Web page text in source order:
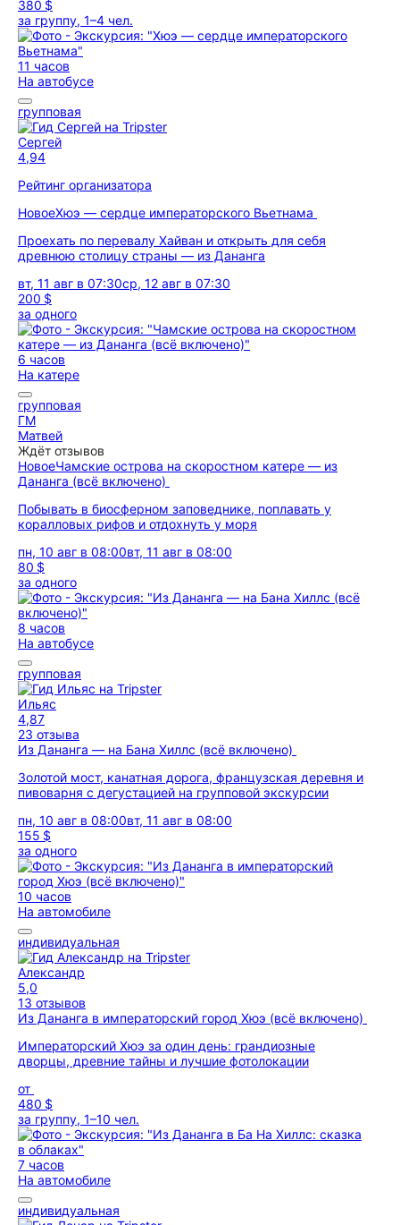
380 $
за группу, 1–4 чел.
11 часов
На автобусе
групповая
Сергей
4,94
Рейтинг организатора
НовоеХюэ — сердце императорского Вьетнама
Проехать по перевалу Хайван и открыть для себя
древнюю столицу страны — из Дананга
вт, 11 авг в 07:30ср, 12 авг в 07:30
200 $
за одного
6 часов
На катере
групповая
ГМ
Матвей
Ждёт отзывов
НовоеЧамские острова на скоростном катере — из
Дананга (всё включено)
Побывать в биосферном заповеднике, поплавать у
коралловых рифов и отдохнуть у моря
пн, 10 авг в 08:00вт, 11 авг в 08:00
80 $
за одного
8 часов
На автобусе
групповая
Ильяс
4,87
23 отзыва
Из Дананга — на Бана Хиллс (всё включено)
Золотой мост, канатная дорога, французская деревня и
пивоварня с дегустацией на групповой экскурсии
пн, 10 авг в 08:00вт, 11 авг в 08:00
155 $
за одного
10 часов
На автомобиле
индивидуальная
Александр
5,0
13 отзывов
Из Дананга в императорский город Хюэ (всё включено)
Императорский Хюэ за один день: грандиозные
дворцы, древние тайны и лучшие фотолокации
от
480 $
за группу, 1–10 чел.
7 часов
На автомобиле
индивидуальная